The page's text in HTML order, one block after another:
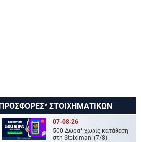
ΠΡΟΣΦΟΡΕΣ* ΣΤΟΙΧΗΜΑΤΙΚΩΝ
07-08-26
500 Δώρα* χωρίς κατάθεση
στη Stoiximan! (7/8)